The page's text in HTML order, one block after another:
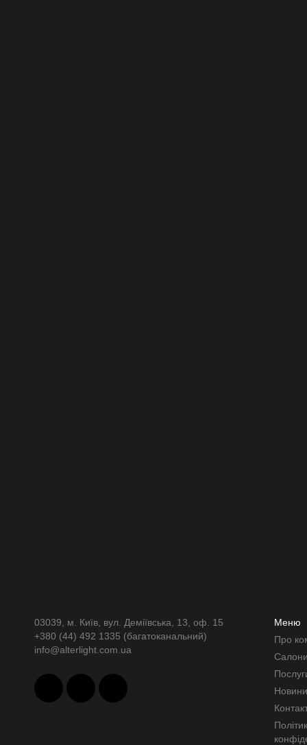
03039, м. Київ, вул. Деміївська, 13, оф. 15
+380 (44) 492 1335 (багатоканальний)
info@alterlight.com.ua
Меню
Про
Новини
Політика